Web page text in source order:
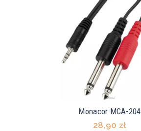
Monacor MCA-204
28,90 zł